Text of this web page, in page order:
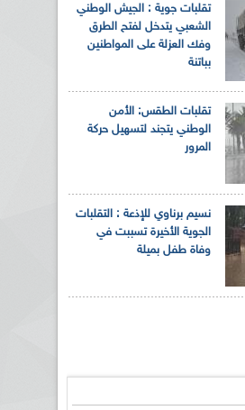
تقلبات جوية : الجيش الوطني
الشعبي يتدخل لفتح الطرق
وفك العزلة على المواطنين
بباتنة
تقلبات الطقس: الأمن
الوطني يتجند لتسهيل حركة
المرور
نسيم برناوي للإذعة : التقلبات
الجوية الأخيرة تسببت في
وفاة طفل بميلة